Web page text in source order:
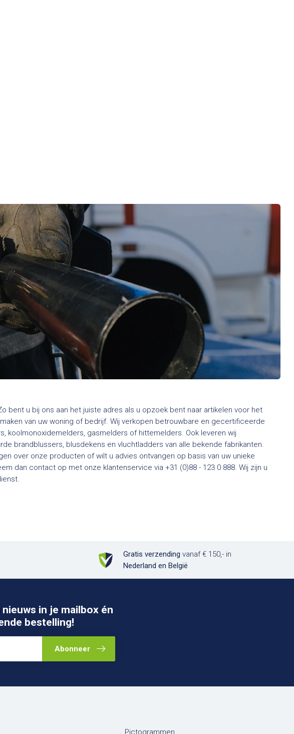
bent u bij ons aan het juiste adres als u opzoek bent naar artikelen voor het
van uw woning of bedrijf. Wij verkopen betrouwbare en gecertificeerde
koolmonoxidemelders, gasmelders of hittemelders. Ook leveren wij
brandblussers, blusdekens en vluchtladders van alle bekende fabrikanten.
over onze producten of wilt u advies ontvangen op basis van uw unieke
dan contact op met onze klantenservice via +31 (0)88 - 123 0 888. Wij zijn u
Gratis verzending vanaf € 150,- in
Nederland en België
in je mailbox én
bestelling!
Abonneer
Pictogrammen